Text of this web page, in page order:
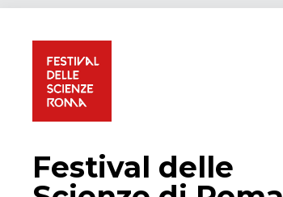
Festival delle